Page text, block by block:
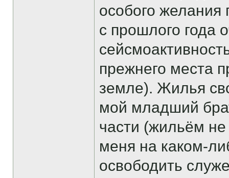
особого желания
с прошлого года
прежнего места
земле). Жилья
мой младший
части (жильём
меня на каком-
освободить